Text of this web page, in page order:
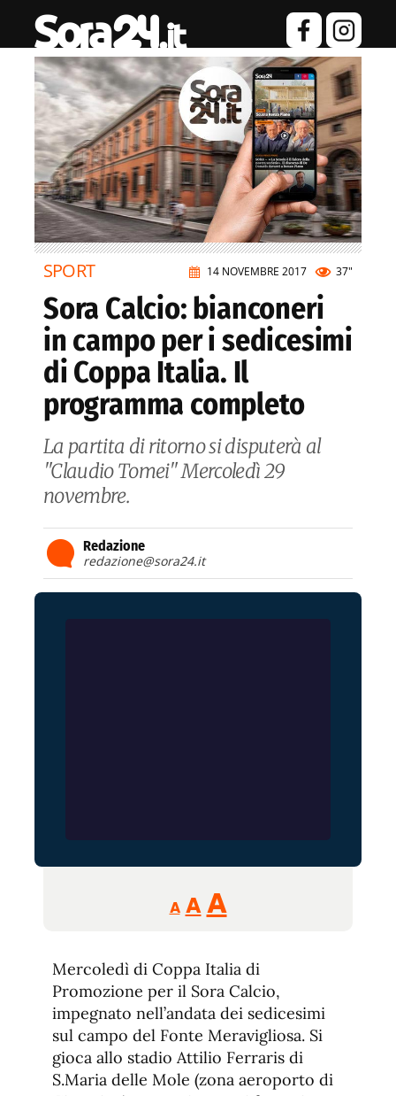
14 NOVEMBRE 2017 37"
SPORT
Sora Calcio: bianconeri
in campo per i sedicesimi
di Coppa Italia. Il
programma completo
La partita di ritorno si disputerà al
"Claudio Tomei" Mercoledì 29
novembre.
Redazione
redazione@sora24.it
A
Reducir
tamaño
A Restablecer
de
fuente
AAumentar
de
fuente.
Mercoledì di Coppa Italia di
Promozione per il Sora Calcio,
impegnato nell’andata dei sedicesimi
sul campo del Fonte Meravigliosa. Si
gioca allo stadio Attilio Ferraris di
S.Maria delle Mole (zona aeroporto di